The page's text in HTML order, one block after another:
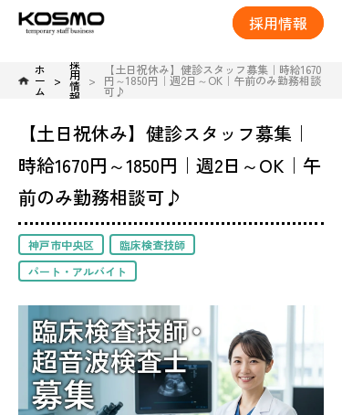
採用情報
ホ
ー
ム
採
用
情
報
【土日祝休み】健診スタッフ募集｜時給1670
円～1850円｜週2日～OK｜午前のみ勤務相談
可♪
【土日祝休み】健診スタッフ募集｜
時給1670円～1850円｜週2日～OK｜午
前のみ勤務相談可♪
神戸市中央区
臨床検査技師
パート・アルバイト